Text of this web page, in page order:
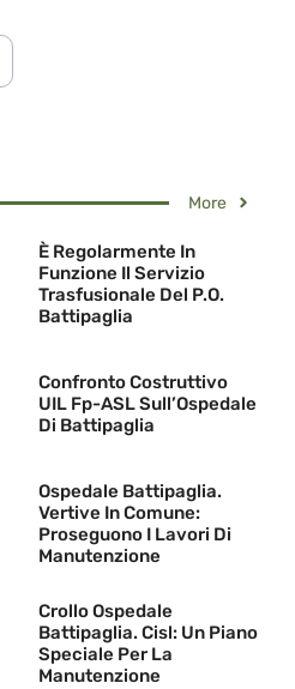
More
È Regolarmente In
Funzione Il Servizio
Trasfusionale Del P.O.
Battipaglia
Confronto Costruttivo
UIL Fp-ASL Sull’Ospedale
Di Battipaglia
Ospedale Battipaglia.
Vertive In Comune:
Proseguono I Lavori Di
Manutenzione
Crollo Ospedale
Battipaglia. Cisl: Un Piano
Speciale Per La
Manutenzione